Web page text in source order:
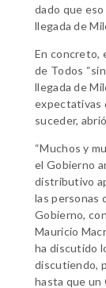
dado que
llegada de
En concreto,
de Todos
llegada de
expectativas
suceder,
“Muchos y
el Gobierno
distributivo
las personas
Gobierno,
Mauricio
ha discutido
discutiendo,
hasta que un